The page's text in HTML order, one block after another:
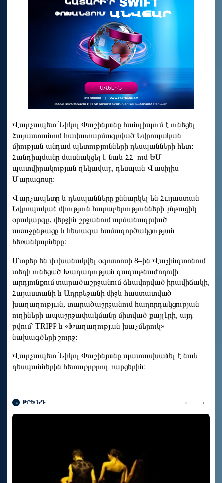
Վարչապետ Նիկոլ Փաշինյանը հանդիպում է ունեցել
Հայաստանում հավատարմագրված Եվրոպական
միության անդամ պետությունների դեսպանների հետ։
Հանդիպմանը մասնակցել է նաև ՀՀ–ում ԵՄ
պատվիրակության ղեկավար, դեսպան Վասիլիս
Մարագոսը։
Վարչապետը և դեսպանները քննարկել են Հայաստան–
Եվրոպական միություն հարաբերությունների ընթացիկ
օրակարգը, վերջին շրջանում արձանագրված
առաջընթացը և հետագա համագործակցության
հեռանկարները։
Մտքեր են փոխանակվել օգոստոսի 8–ին Վաշինգտոնում
տեղի ունեցած Խաղաղության գագաթնաժողովի
արդյունքում տարածաշրջանում ձևավորված իրավիճակի,
Հայաստանի և Ադրբեջանի միջև հաստատված
խաղաղության, տարածաշրջանում հաղորդակցության
ուղիների ապաշրջափակմանը միտված քայլերի, այդ
թվում՝ TRIPP և «Խաղաղության խաչմերուկ»
նախագծերի շուրջ։
Վարչապետ Նիկոլ Փաշինյանը պատասխանել է նաև
դեսպաններին հետաքրքրող հարցերին։
ԹՐԵՆԴ ‹ ›